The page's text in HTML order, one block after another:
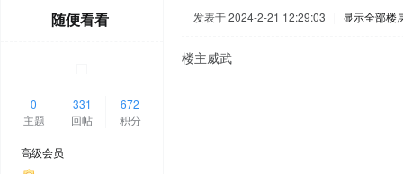
随便看看
0
主题
331
回帖
672
积分
高级会员
发表于 2024-2-21 12:29:03 显示全部楼
楼主威武